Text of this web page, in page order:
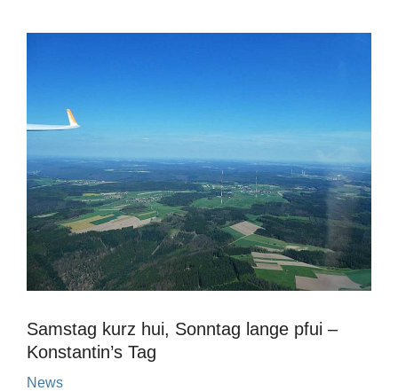
Samstag kurz hui, Sonntag lange pfui –
Konstantin’s Tag
News